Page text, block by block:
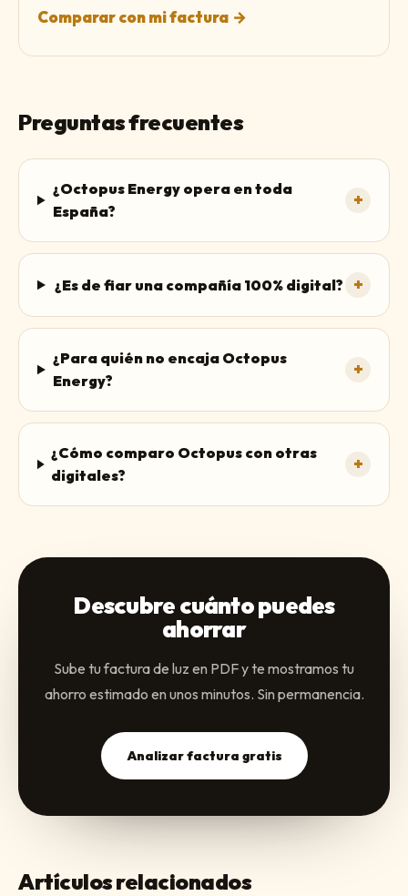
Comparar con mi factura →
Preguntas frecuentes
¿Octopus Energy opera en toda
España?
+
¿Es de fiar una compañía 100% digital? +
¿Para quién no encaja Octopus
Energy?
+
¿Cómo comparo Octopus con otras
digitales?
+
Descubre cuánto puedes
ahorrar
Sube tu factura de luz en PDF y te mostramos tu
ahorro estimado en unos minutos. Sin permanencia.
Analizar factura gratis
Artículos relacionados